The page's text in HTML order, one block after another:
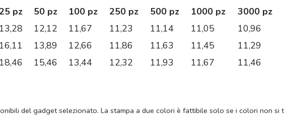
25 pz 50 pz 100 pz 250 pz 500 pz 1000 pz 3000 pz
13,28 12,12 11,67 11,23 11,14 11,05 10,96
16,11 13,89 12,66 11,86 11,63 11,45 11,29
18,46 15,46 13,44 12,32 11,93 11,67 11,46
del gadget selezionato. La stampa a due colori è fattibile solo se i colori non si